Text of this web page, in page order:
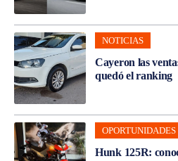
NOTICIAS
Cayeron las
quedó el ranking
OPORTUNIDADES
Hunk 125R: